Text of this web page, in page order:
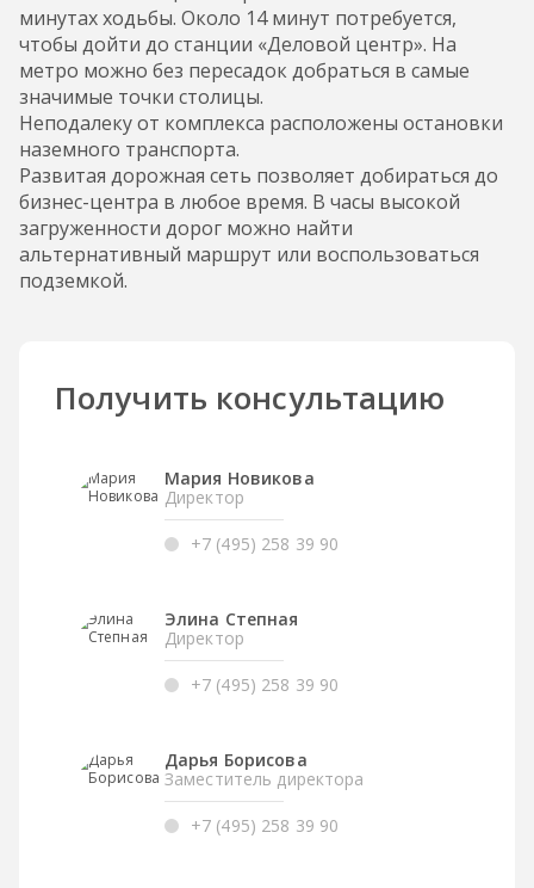
минутах ходьбы. Около 14 минут потребуется,
чтобы дойти до станции «Деловой центр». На
метро можно без пересадок добраться в самые
значимые точки столицы.
Неподалеку от комплекса расположены остановки
наземного транспорта.
Развитая дорожная сеть позволяет добираться до
бизнес-центра в любое время. В часы высокой
загруженности дорог можно найти
альтернативный маршрут или воспользоваться
подземкой.
Получить консультацию
Мария Новикова
Директор
+7 (495) 258 39 90
Элина Степная
Директор
+7 (495) 258 39 90
Дарья Борисова
Заместитель директора
+7 (495) 258 39 90